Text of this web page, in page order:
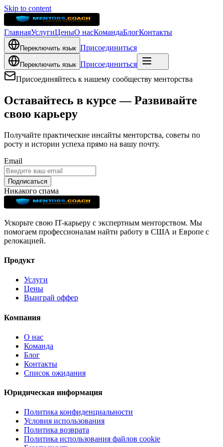
Skip to content
ГлавнаяУслугиЦеныО насКомандаБлогКонтакты
Переключить язык Присоединиться
Переключить язык Присоединиться
Присоединяйтесь к нашему сообществу менторства
Оставайтесь в курсе — Развивайте
свою карьеру
Получайте практические инсайты менторства, советы по
росту и истории успеха прямо на вашу почту.
Email
Подписаться
Никакого спама
Ускорьте свою IT-карьеру с экспертным менторством. Мы
помогаем профессионалам найти работу в США и Европе с
релокацией.
Продукт
Услуги
Цены
Выиграй оффер
Компания
О нас
Команда
Блог
Контакты
Список ожидания
Юридическая информация
Политика конфиденциальности
Условия использования
Политика возврата
Политика использования файлов cookie